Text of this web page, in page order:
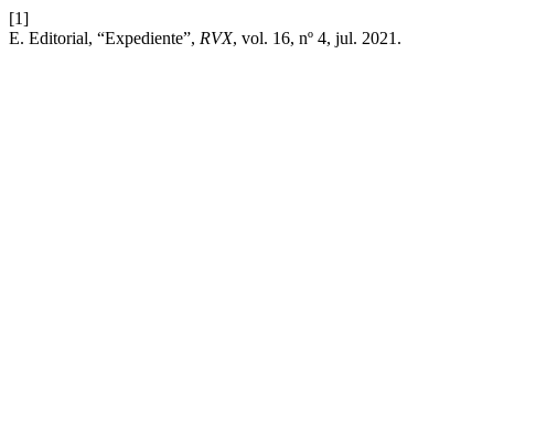
[1]
E. Editorial, “Expediente”, RVX, vol. 16, nº 4, jul. 2021.